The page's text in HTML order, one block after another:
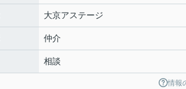
大京アステージ
仲介
相談
情報